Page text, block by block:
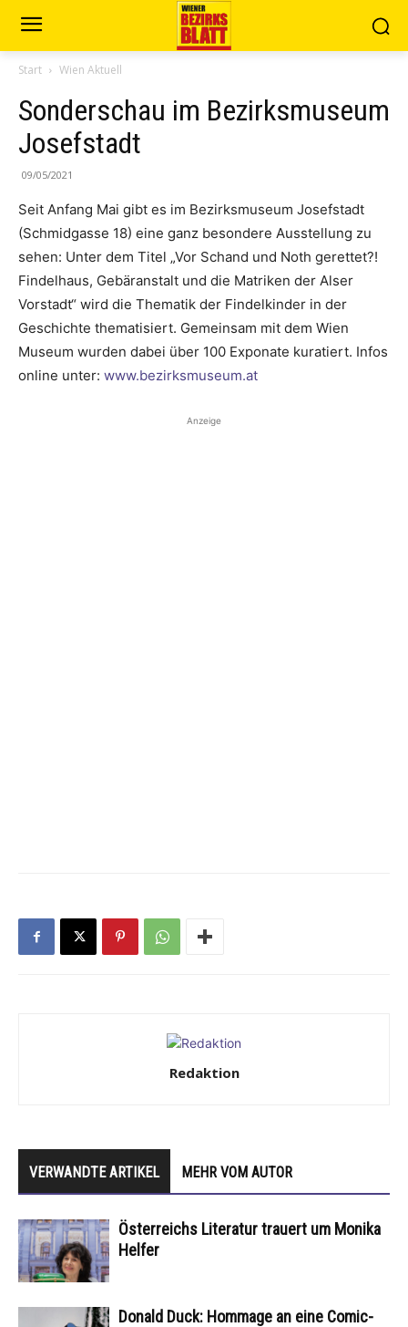
Start Wien Aktuell
Sonderschau im Bezirksmuseum
Josefstadt
09/05/2021
Seit Anfang Mai gibt es im Bezirksmuseum Josefstadt
(Schmidgasse 18) eine ganz besondere Ausstellung zu
sehen: Unter dem Titel „Vor Schand und Noth gerettet?!
Findelhaus, Gebäranstalt und die Matriken der Alser
Vorstadt“ wird die Thematik der Findelkinder in der
Geschichte thematisiert. Gemeinsam mit dem Wien
Museum wurden dabei über 100 Exponate kuratiert. Infos
online unter: www.bezirksmuseum.at
Anzeige
Redaktion
VERWANDTE ARTIKEL MEHR VOM AUTOR
Österreichs Literatur trauert um Monika
Helfer
Donald Duck: Hommage an eine Comic-